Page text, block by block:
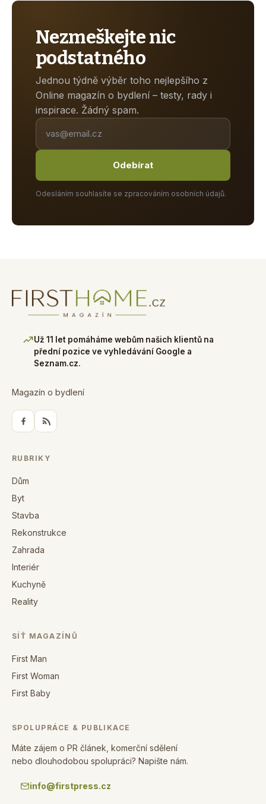
Nezmeškejte nic
podstatného
Jednou týdně výběr toho nejlepšího z
Online magazín o bydlení – testy, rady i
inspirace. Žádný spam.
Odebírat
Odesláním souhlasíte se zpracováním osobních údajů.
Už 11 let pomáháme webům našich klientů na
přední pozice ve vyhledávání Google a
Seznam.cz.
Magazín o bydlení
RUBRIKY
Dům
Byt
Stavba
Rekonstrukce
Zahrada
Interiér
Kuchyně
Reality
SÍŤ MAGAZÍNŮ
First Man
First Woman
First Baby
SPOLUPRÁCE & PUBLIKACE
Máte zájem o PR článek, komerční sdělení
nebo dlouhodobou spolupráci? Napište nám.
info@firstpress.cz